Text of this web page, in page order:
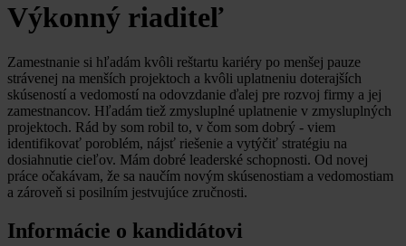
Výkonný riaditeľ
Zamestnanie si hľadám kvôli reštartu kariéry po menšej pauze
strávenej na menších projektoch a kvôli uplatneniu doterajších
skúseností a vedomostí na odovzdanie ďalej pre rozvoj firmy a jej
zamestnancov. Hľadám tiež zmysluplné uplatnenie v zmysluplných
projektoch. Rád by som robil to, v čom som dobrý - viem
identifikovať poroblém, nájsť riešenie a vytýčiť stratégiu na
dosiahnutie cieľov. Mám dobré leaderské schopnosti. Od novej
práce očakávam, že sa naučím novým skúsenostiam a vedomostiam
a zároveň si posilním jestvujúce zručnosti.
Informácie o kandidátovi